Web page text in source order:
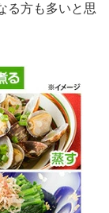
る方も多いと思